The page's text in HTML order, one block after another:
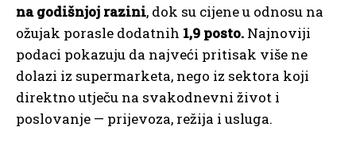
na godišnjoj razini, dok su cijene u odnosu na
ožujak porasle dodatnih 1,9 posto. Najnoviji
podaci pokazuju da najveći pritisak više ne
dolazi iz supermarketa, nego iz sektora koji
direktno utječu na svakodnevni život i
poslovanje — prijevoza, režija i usluga.